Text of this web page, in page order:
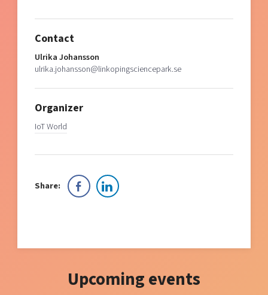
Contact
Ulrika Johansson
ulrika.johansson@linkopingsciencepark.se
Organizer
IoT World
Share:
Upcoming events